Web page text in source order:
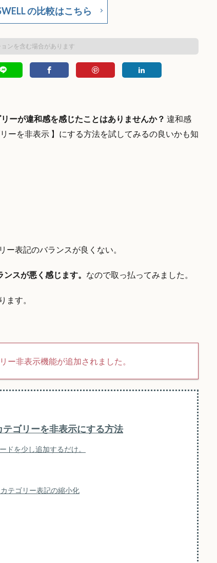
の比較はこちら
ンを含む場合があります
ーが違和感を感じたことはありませんか？ 違和感
ーを非表示 】にする方法を試してみるの良いかも知
表記のバランスが良くない。
スが悪く感じます。 なので取っ払ってみました。
ます。
ー非表示機能が追加されました。
ゴリーを非表示にする方法
ドを少し追加するだけ。
テゴリー表記の縮小化